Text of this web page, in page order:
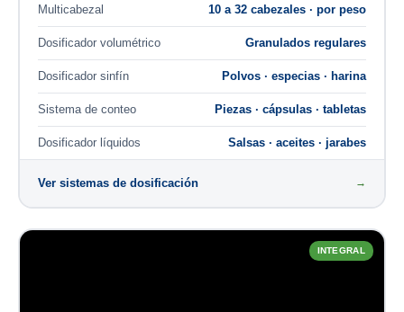
Multicabezal 10 a 32 cabezales · por peso
Dosificador volumétrico Granulados regulares
Dosificador sinfín Polvos · especias · harina
Sistema de conteo Piezas · cápsulas · tabletas
Dosificador líquidos Salsas · aceites · jarabes
Ver sistemas de dosificación →
INTEGRAL